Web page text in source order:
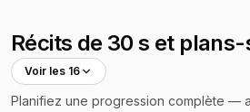
Récits de 30 s et
Voir les 16
Planifiez une progression complète —